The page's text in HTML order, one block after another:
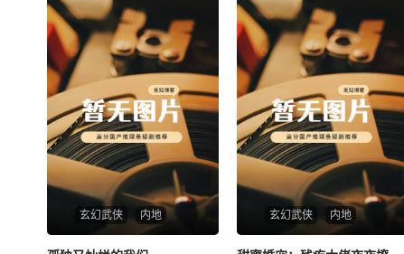
玄幻武侠 内地 玄幻武侠 内地